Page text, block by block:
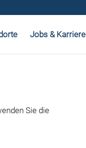
Jobs & Karriere
Sie die